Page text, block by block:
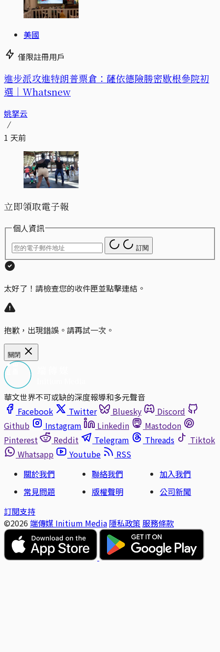
美國
僅限註冊用戶
進步派攻進特朗普票倉：薩依德險勝密歇根參院初
選｜Whatsnew
姚拏云
1 天前
立即領取電子報
個人資訊
訂閱
太好了！請檢查您的收件匣並點擊連結。
抱歉，出現錯誤。請再試一次。
關閉
華文世界不可或缺的深度報導和多元聲音
Facebook
Twitter Bluesky
Discord
Github
Instagram Linkedin
Mastodon
Pinterest
Reddit Telegram Threads
Tiktok
Whatsapp
Youtube
RSS
關於我們
聯絡我們
加入我們
常見問題
版權聲明
公司新聞
訂閱支持
©2026 端傳媒 Initium Media 隱私政策 服務條款